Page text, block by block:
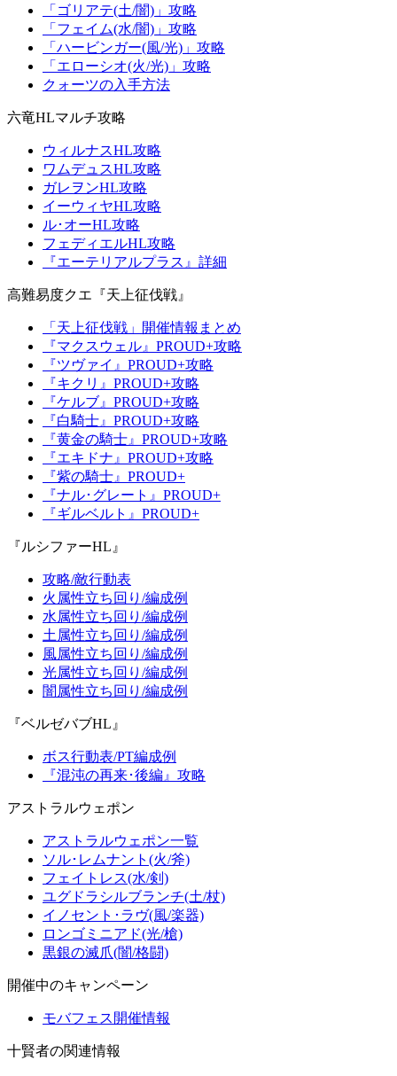
「ゴリアテ(土/闇)」攻略
「フェイム(水/闇)」攻略
「ハービンガー(風/光)」攻略
「エローシオ(火/光)」攻略
クォーツの入手方法
六竜HLマルチ攻略
ウィルナスHL攻略
ワムデュスHL攻略
ガレヲンHL攻略
イーウィヤHL攻略
ル･オーHL攻略
フェディエルHL攻略
『エーテリアルプラス』詳細
高難易度クエ『天上征伐戦』
「天上征伐戦」開催情報まとめ
『マクスウェル』PROUD+攻略
『ツヴァイ』PROUD+攻略
『キクリ』PROUD+攻略
『ケルブ』PROUD+攻略
『白騎士』PROUD+攻略
『黄金の騎士』PROUD+攻略
『エキドナ』PROUD+攻略
『紫の騎士』PROUD+
『ナル･グレート』PROUD+
『ギルベルト』PROUD+
『ルシファーHL』
攻略/敵行動表
火属性立ち回り/編成例
水属性立ち回り/編成例
土属性立ち回り/編成例
風属性立ち回り/編成例
光属性立ち回り/編成例
闇属性立ち回り/編成例
『ベルゼバブHL』
ボス行動表/PT編成例
『混沌の再来･後編』攻略
アストラルウェポン
アストラルウェポン一覧
ソル･レムナント(火/斧)
フェイトレス(水/剣)
ユグドラシルブランチ(土/杖)
イノセント･ラヴ(風/楽器)
ロンゴミニアド(光/槍)
黒銀の滅爪(闇/格闘)
開催中のキャンペーン
モバフェス開催情報
十賢者の関連情報